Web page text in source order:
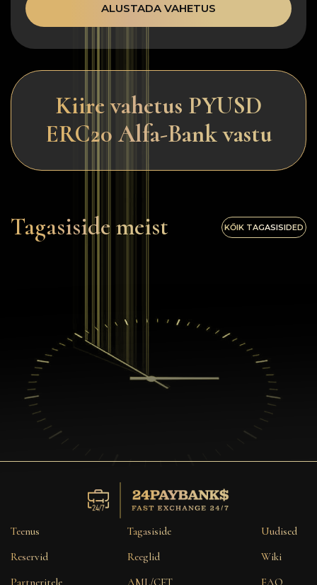
ALUSTADA VAHETUS
Kiire vahetus PYUSD
ERC20 Alfa-Bank vastu
Tagasiside meist KŐIK TAGASISIDED
Teenus
Reservid
Partneritele
Tagasiside
Reeglid
AML/CFT
Uudised
Wiki
FAQ